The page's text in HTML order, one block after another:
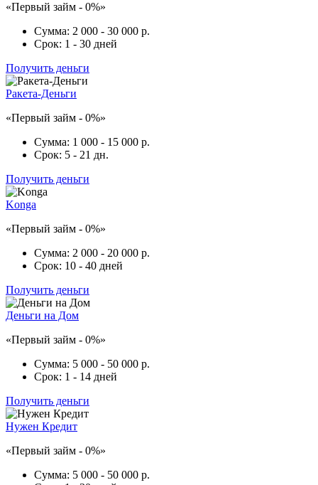
«Первый займ - 0%»
Сумма: 2 000 - 30 000 р.
Срок: 1 - 30 дней
Получить деньги
Ракета-Деньги
«Первый займ - 0%»
Сумма: 1 000 - 15 000 р.
Срок: 5 - 21 дн.
Получить деньги
Konga
«Первый займ - 0%»
Сумма: 2 000 - 20 000 р.
Срок: 10 - 40 дней
Получить деньги
Деньги на Дом
«Первый займ - 0%»
Сумма: 5 000 - 50 000 р.
Срок: 1 - 14 дней
Получить деньги
Нужен Кредит
«Первый займ - 0%»
Сумма: 5 000 - 50 000 р.